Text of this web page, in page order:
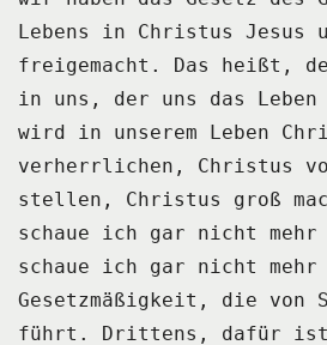
Lebens in Christus Jesus
freigemacht.
Das heißt,
in uns, der uns das Leben
wird in unserem Leben
verherrlichen,
Christus
stellen, Christus groß
schaue ich gar nicht mehr
schaue ich gar nicht
Gesetzmäßigkeit, die von
führt.
Drittens, dafür ist